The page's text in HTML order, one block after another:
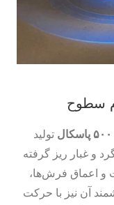
سطوح
پاسکال
تولید
و غبار ریز گرفته
و اعماق فرش‌ها،
آن نیز با حرکت